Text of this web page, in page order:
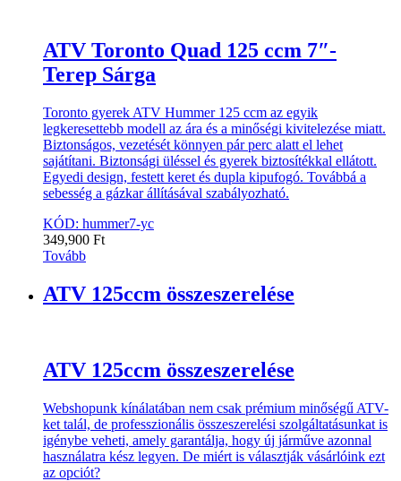
ATV Toronto Quad 125 ccm 7″-
Terep Sárga
Toronto gyerek ATV Hummer 125 ccm az egyik
legkeresettebb modell az ára és a minőségi kivitelezése miatt.
Biztonságos, vezetését könnyen pár perc alatt el lehet
sajátítani. Biztonsági üléssel és gyerek biztosítékkal ellátott.
Egyedi design, festett keret és dupla kipufogó. Továbbá a
sebesség a gázkar állításával szabályozható.
KÓD: hummer7-yc
349,900 Ft
Tovább
ATV 125ccm összeszerelése
ATV 125ccm összeszerelése
Webshopunk kínálatában nem csak prémium minőségű ATV-
ket talál, de professzionális összeszerelési szolgáltatásunkat is
igénybe veheti, amely garantálja, hogy új járműve azonnal
használatra kész legyen. De miért is választják vásárlóink ezt
az opciót?